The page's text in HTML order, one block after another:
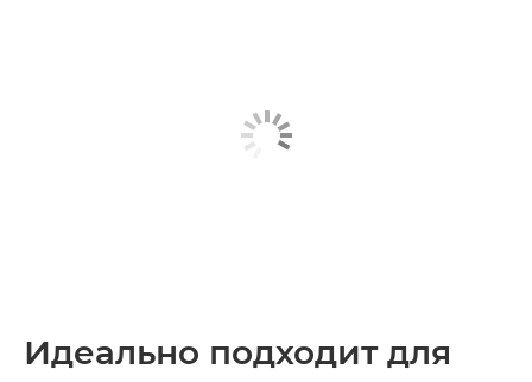
Идеально подходит для